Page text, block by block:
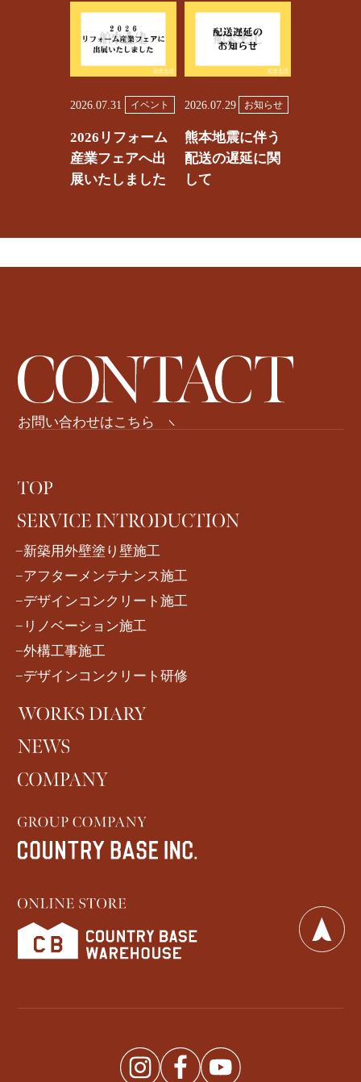
2026.07.31 イベント
2026リフォーム
産業フェアへ出
展いたしました
2026.07.29 お知らせ
熊本地震に伴う
配送の遅延に関
して
お問い合わせはこちら
−新築用外壁塗り壁施工
−アフターメンテナンス施工
−デザインコンクリート施工
−リノベーション施工
−外構工事施工
−デザインコンクリート研修